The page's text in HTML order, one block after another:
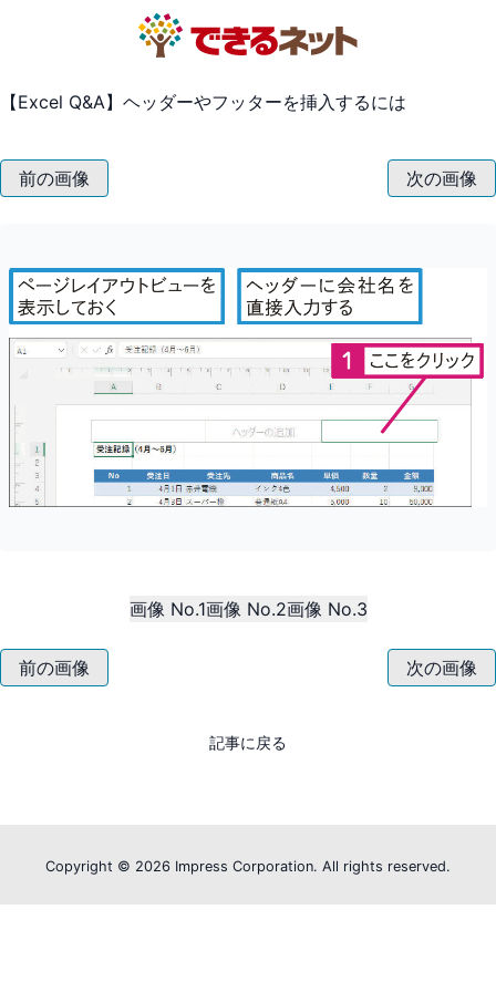
【Excel Q&A】ヘッダーやフッターを挿入するには
前の画像 次の画像
画像 No.1画像 No.2画像 No.3
前の画像 次の画像
記事に戻る
Copyright © 2026 Impress Corporation. All rights reserved.